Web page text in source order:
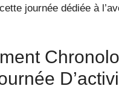
journée dédiée à